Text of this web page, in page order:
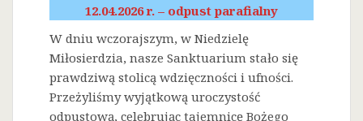
12.04.2026 r. – odpust parafialny
W dniu wczorajszym, w Niedzielę
Miłosierdzia, nasze Sanktuarium stało się
prawdziwą stolicą wdzięczności i ufności.
Przeżyliśmy wyjątkową uroczystość
odpustową, celebrując tajemnicę Bożego